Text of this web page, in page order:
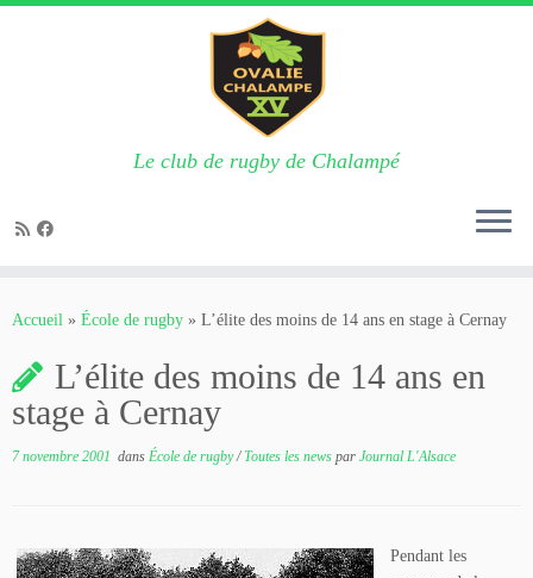
Le club de rugby de Chalampé
Accueil » École de rugby » L’élite des moins de 14 ans en stage à Cernay
L’élite des moins de 14 ans en
stage à Cernay
7 novembre 2001 dans École de rugby/Toutes les news par Journal L'Alsace
Pendant les